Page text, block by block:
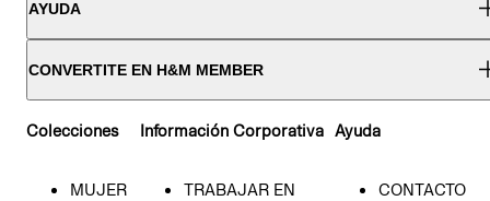
AYUDA
CONVERTITE EN H&M MEMBER
Colecciones
MUJER
Información Corporativa
TRABAJAR EN
Ayuda
CONTACTO